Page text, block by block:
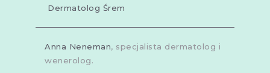
Dermatolog Śrem
Anna Neneman, specjalista dermatolog i
wenerolog.